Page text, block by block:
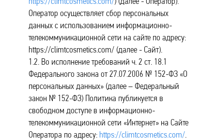
Оператор осуществляет сбор персональных
данных с использованием информационно-
телекоммуникационной сети на сайте по адресу:
https://climtcosmetics.com/ (далее - Сайт).
1.2. Во исполнение требований ч. 2 ст. 18.1
Федерального закона от 27.07.2006 № 152-ФЗ «О
персональных данных» (далее – Федеральный
закон № 152-ФЗ) Политика публикуется в
свободном доступе в информационно-
телекоммуникационной сети «Интернет» на Сайте
Оператора по адресу: https://climtcosmetics.com/